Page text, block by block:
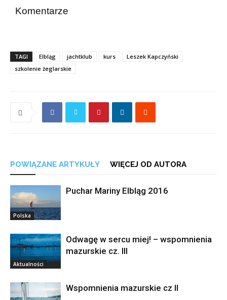
Komentarze
TAGI Elbląg jachtklub kurs
Leszek Kapczyński
szkolenie żeglarskie
POWIĄZANE ARTYKUŁY WIĘCEJ OD AUTORA
Polska
Puchar Mariny Elbląg 2016
Aktualności
Odwagę w sercu miej! – wspomnienia
mazurskie cz. III
Wspomnienia mazurskie cz II